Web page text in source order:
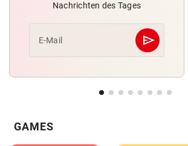
Nachrichten des Tages
E-Mail send
Abschicken
GAMES